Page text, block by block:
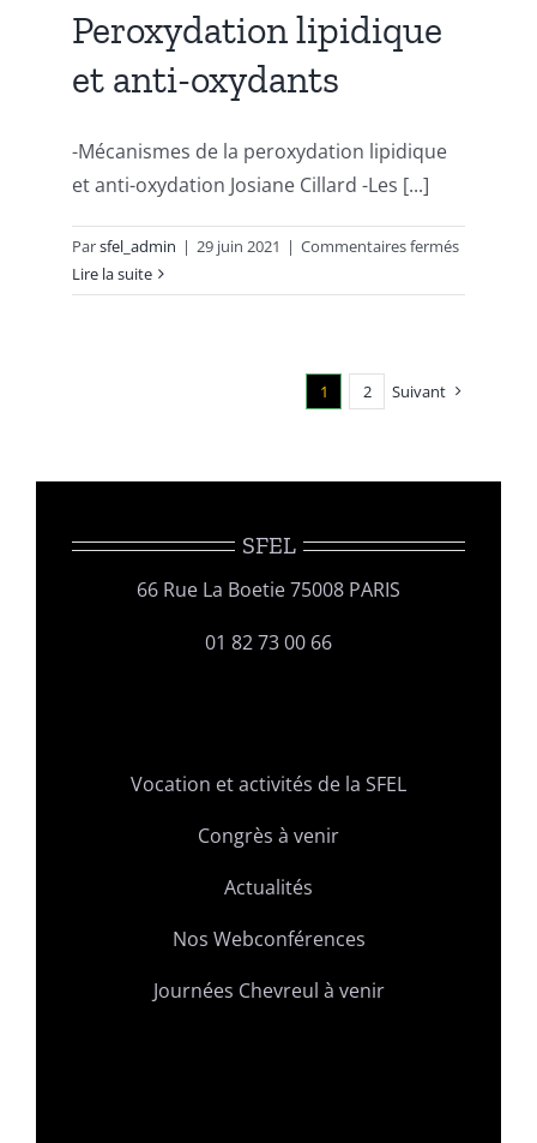
Peroxydation lipidique
et anti-oxydants
-Mécanismes de la peroxydation lipidique
et anti-oxydation Josiane Cillard -Les [...]
Parsfel_admin | 29 juin 2021 | Commentaires ferméssur
lipidique
oxydants
Lire la suite
1 2 Suivant
SFEL
66 Rue La Boetie 75008 PARIS
01 82 73 00 66
Vocation et activités de la SFEL
Congrès à venir
Actualités
Nos Webconférences
Journées Chevreul à venir